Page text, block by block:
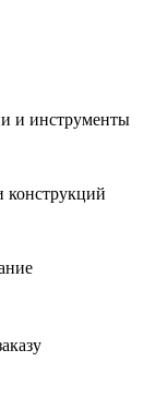
и инструменты
конструкций